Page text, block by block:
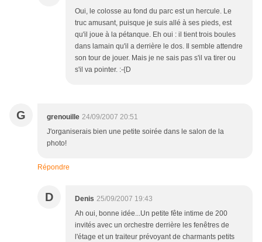
Oui, le colosse au fond du parc est un hercule. Le
truc amusant, puisque je suis allé à ses pieds, est
qu'il joue à la pétanque. Eh oui : il tient trois boules
dans lamain qu'il a derrière le dos. Il semble attendre
son tour de jouer. Mais je ne sais pas s'il va tirer ou
s'il va pointer. :-{D
G grenouille 24/09/2007 20:51
J'organiserais bien une petite soirée dans le salon de la
photo!
Répondre
D Denis 25/09/2007 19:43
Ah oui, bonne idée...Un petite fête intime de 200
invités avec un orchestre derrière les fenêtres de
l'étage et un traiteur prévoyant de charmants petits